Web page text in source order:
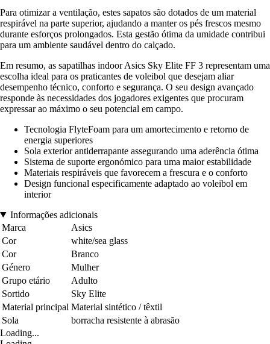
Para otimizar a ventilação, estes sapatos são dotados de um material
respirável na parte superior, ajudando a manter os pés frescos mesmo
durante esforços prolongados. Esta gestão ótima da umidade contribui
para um ambiente saudável dentro do calçado.
Em resumo, as sapatilhas indoor Asics Sky Elite FF 3 representam uma
escolha ideal para os praticantes de voleibol que desejam aliar
desempenho técnico, conforto e segurança. O seu design avançado
responde às necessidades dos jogadores exigentes que procuram
expressar ao máximo o seu potencial em campo.
Tecnologia FlyteFoam para um amortecimento e retorno de
energia superiores
Sola exterior antiderrapante assegurando uma aderência ótima
Sistema de suporte ergonómico para uma maior estabilidade
Materiais respiráveis que favorecem a frescura e o conforto
Design funcional especificamente adaptado ao voleibol em
interior
Informações adicionais
Marca
Asics
Cor
white/sea glass
Cor
Branco
Género
Mulher
Grupo etário
Adulto
Sortido
Sky Elite
Material principal Material sintético / têxtil
Sola
borracha resistente à abrasão
Loading...